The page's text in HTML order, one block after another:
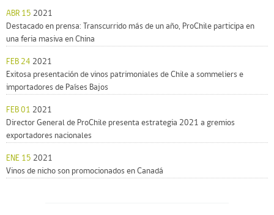
ABR 15 2021
Destacado en prensa: Transcurrido más de un año, ProChile participa en
una feria masiva en China
FEB 24 2021
Exitosa presentación de vinos patrimoniales de Chile a sommeliers e
importadores de Países Bajos
FEB 01 2021
Director General de ProChile presenta estrategia 2021 a gremios
exportadores nacionales
ENE 15 2021
Vinos de nicho son promocionados en Canadá